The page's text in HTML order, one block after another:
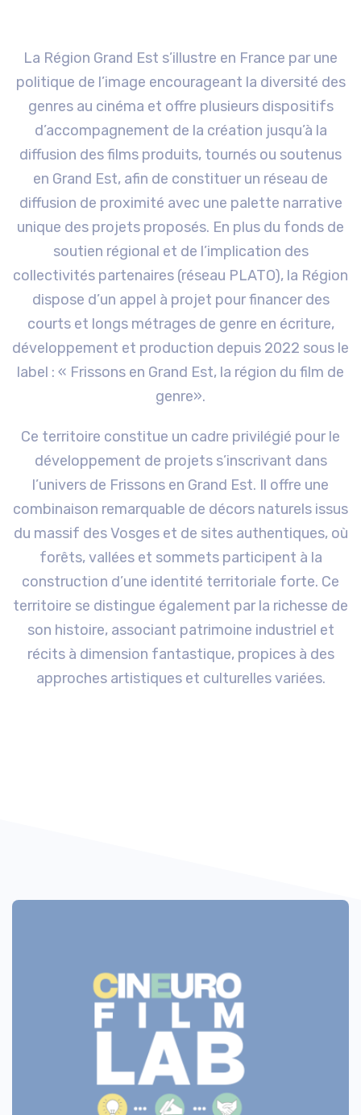
La Région Grand Est s’illustre en France par une
politique de l’image encourageant la diversité des
genres au cinéma et offre plusieurs dispositifs
d’accompagnement de la création jusqu’à la
diffusion des films produits, tournés ou soutenus
en Grand Est, afin de constituer un réseau de
diffusion de proximité avec une palette narrative
unique des projets proposés. En plus du fonds de
soutien régional et de l’implication des
collectivités partenaires (réseau PLATO), la Région
dispose d’un appel à projet pour financer des
courts et longs métrages de genre en écriture,
développement et production depuis 2022 sous le
label : « Frissons en Grand Est, la région du film de
genre».
Ce territoire constitue un cadre privilégié pour le
développement de projets s’inscrivant dans
l’univers de Frissons en Grand Est. Il offre une
combinaison remarquable de décors naturels issus
du massif des Vosges et de sites authentiques, où
forêts, vallées et sommets participent à la
construction d’une identité territoriale forte. Ce
territoire se distingue également par la richesse de
son histoire, associant patrimoine industriel et
récits à dimension fantastique, propices à des
approches artistiques et culturelles variées.